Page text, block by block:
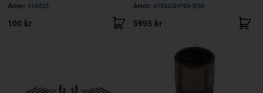
Artnr: 418423
100 kr
Artnr: 418423HP69-B30
5995 kr